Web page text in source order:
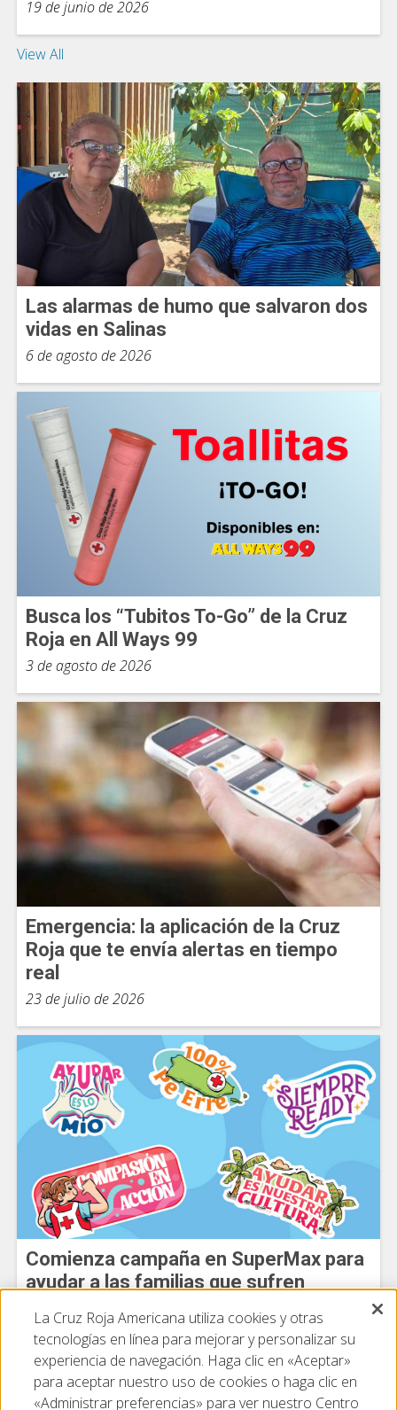
19 de junio de 2026
View All
Las alarmas de humo que salvaron dos
vidas en Salinas
6 de agosto de 2026
Busca los “Tubitos To-Go” de la Cruz
Roja en All Ways 99
3 de agosto de 2026
Emergencia: la aplicación de la Cruz
Roja que te envía alertas en tiempo
real
23 de julio de 2026
Comienza campaña en SuperMax para
ayudar a las familias que sufren
1 de julio de 2026
View All
La Cruz Roja Americana utiliza cookies y otras
tecnologías en línea para mejorar y personalizar su
experiencia de navegación. Haga clic en «Aceptar»
para aceptar nuestro uso de cookies o haga clic en
«Administrar preferencias» para ver nuestro Centro